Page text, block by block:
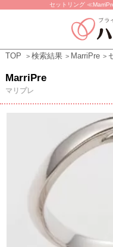
セットリング
TOP 検索結果 MarriPre
MarriPre
マリプレ